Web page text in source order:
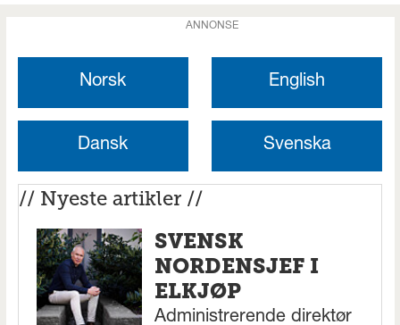
ANNONSE
Norsk English
Dansk Svenska
// Nyeste artikler //
SVENSK
NORDENSJEF I
ELKJØP
Administrerende direktør